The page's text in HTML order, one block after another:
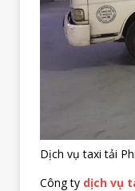
Dịch vụ taxi tải
Công ty dịch vụ